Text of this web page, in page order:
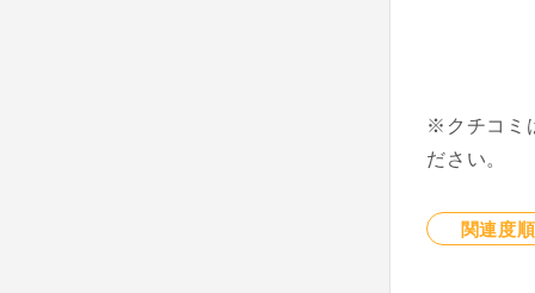
※クチコミ
ださい。
関連度順